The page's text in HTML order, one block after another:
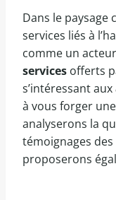
Dans le paysage
services liés à
comme un
services offerts
s’intéressant aux
à vous forger
analyserons la
témoignages
proposerons